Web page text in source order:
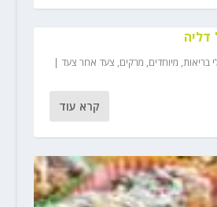
בריאות, מיוחדים, מרקים, צעד אחר צעד|
קרא עוד